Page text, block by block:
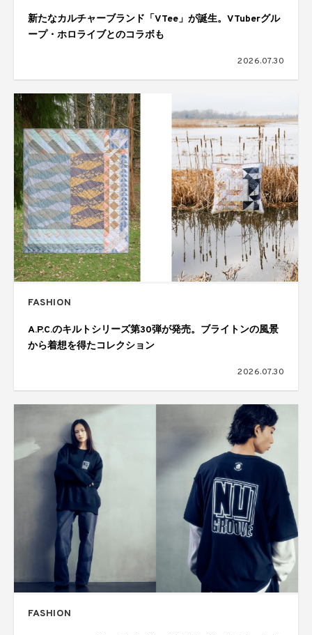
新たなカルチャーブランド「VTee」が誕生。VTuberグル
ープ・ホロライブとのコラボも
2026.07.30
FASHION
A.P.C.のキルトシリーズ第30弾が発売。ブライトンの風景
から着想を得たコレクション
2026.07.30
FASHION